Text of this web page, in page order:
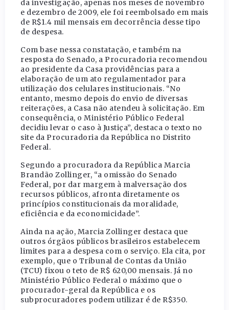
da investigação, apenas nos meses de novembro
e dezembro de 2009, ele foi reembolsado em mais
de R$1.4 mil mensais em decorrência desse tipo
de despesa.
Com base nessa constatação, e também na
resposta do Senado, a Procuradoria recomendou
ao presidente da Casa providências para a
elaboração de um ato regulamentador para
utilização dos celulares institucionais. “No
entanto, mesmo depois do envio de diversas
reiterações, a Casa não atendeu à solicitação. Em
consequência, o Ministério Público Federal
decidiu levar o caso à Justiça”, destaca o texto no
site da Procuradoria da República no Distrito
Federal.
Segundo a procuradora da República Marcia
Brandão Zollinger, “a omissão do Senado
Federal, por dar margem à malversação dos
recursos públicos, afronta diretamente os
princípios constitucionais da moralidade,
eficiência e da economicidade”.
Ainda na ação, Marcia Zollinger destaca que
outros órgãos públicos brasileiros estabelecem
limites para a despesa com o serviço. Ela cita, por
exemplo, que o Tribunal de Contas da União
(TCU) fixou o teto de R$ 620,00 mensais. Já no
Ministério Público Federal o máximo que o
procurador-geral da República e os
subprocuradores podem utilizar é de R$350.